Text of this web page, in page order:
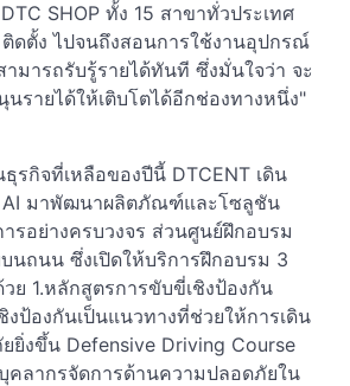
SHOP ทั้ง 15 สาขาทั่วประเทศ
ดตั้ง ไปจนถึงสอนการใช้งานอุปกรณ์
มารถรับรู้รายได้ทันที ซึ่งมั่นใจว่า จะ
รายได้ให้เติบโตได้อีกช่องทางหนึ่ง"
รกิจที่เหลือของปีนี้ DTCENT เดิน
AI มาพัฒนาผลิตภัณฑ์และโซลูชัน
รอย่างครบวงจร ส่วนศูนย์ฝึกอบรม
นถนน ซึ่งเปิดให้บริการฝึกอบรม 3
ย 1.หลักสูตรการขับขี่เชิงป้องกัน
งป้องกันเป็นแนวทางที่ช่วยให้การเดิน
ยิ่งขึ้น Defensive Driving Course
คลากรจัดการด้านความปลอดภัยใน